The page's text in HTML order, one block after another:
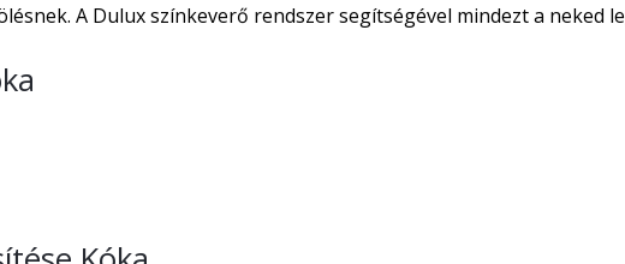
A Dulux színkeverő rendszer segítségével mindezt a neked